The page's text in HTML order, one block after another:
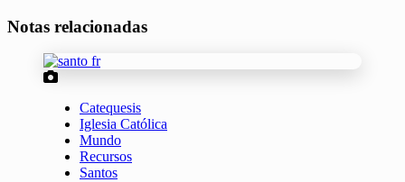
Notas relacionadas
Catequesis
Iglesia Católica
Mundo
Recursos
Santos